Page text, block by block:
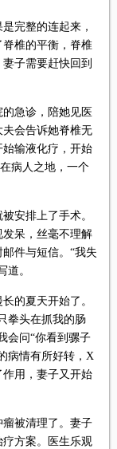
完整的连起来，
椎的平衡，脊椎
子需要赶快回到
急诊，陪她见医
会告诉她脊椎无
输液化疗，开始
病人之地，一个
安排上了手术。
呆，丝毫不理解
件与短信。“我失
道。
的夏天开始了。
拳头在抓我的肠
会问“你看到骡子
病情有所好转，X
用，妻子又开始
被清理了。妻子
方案。医生乐观